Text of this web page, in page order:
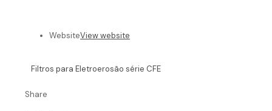
WebsiteView website
Filtros para Eletroerosão série CFE
Share